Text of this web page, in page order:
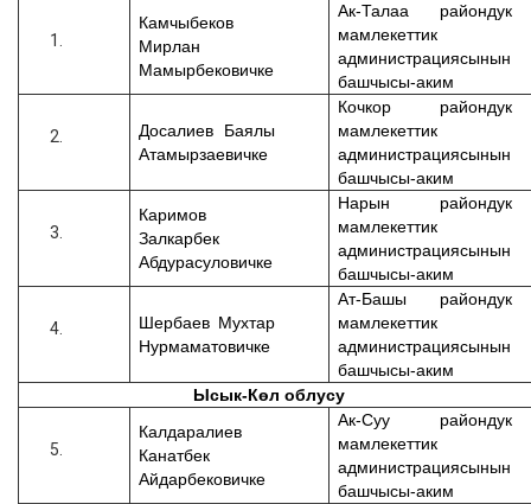
Камчыбеков
Мирлан
Мамырбековичке
Ак-Талаа райондук
мамлекеттик
администрациясынын
башчысы-аким
Досалиев Баялы
Атамырзаевичке
Кочкор райондук
мамлекеттик
администрациясынын
башчысы-аким
Каримов
Залкарбек
Абдурасуловичке
Нарын райондук
мамлекеттик
администрациясынын
башчысы-аким
Шербаев Мухтар
Нурмаматовичке
Ат-Башы райондук
мамлекеттик
администрациясынын
башчысы-аким
Ысык-Көл облусу
Калдаралиев
Канатбек
Айдарбековичке
Ак-Суу райондук
мамлекеттик
администрациясынын
башчысы-аким